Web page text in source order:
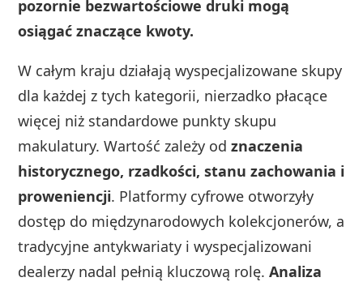
pozornie bezwartościowe druki mogą
osiągać znaczące kwoty.
W całym kraju działają wyspecjalizowane skupy
dla każdej z tych kategorii, nierzadko płacące
więcej niż standardowe punkty skupu
makulatury. Wartość zależy odznaczenia
historycznego, rzadkości, stanu zachowania i
proweniencji. Platformy cyfrowe otworzyły
dostęp do międzynarodowych kolekcjonerów, a
tradycyjne antykwariaty i wyspecjalizowani
dealerzy nadal pełnią kluczową rolę.Analiza